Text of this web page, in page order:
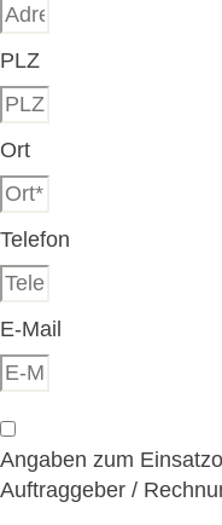
PLZ
Ort
Telefon
E-Mail
Angaben zum
Auftraggeber /